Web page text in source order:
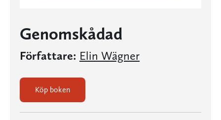
Genomskådad
Författare: Elin Wägner
Köp boken